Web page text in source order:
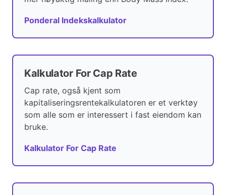
Ponderal Indekskalkulator
Kalkulator For Cap Rate
Cap rate, også kjent som
kapitaliseringsrentekalkulatoren er et verktøy
som alle som er interessert i fast eiendom kan
bruke.
Kalkulator For Cap Rate